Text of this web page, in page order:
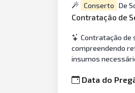
Conserto De
Contratação de
Contratação de
compreendendo
insumos
Data do